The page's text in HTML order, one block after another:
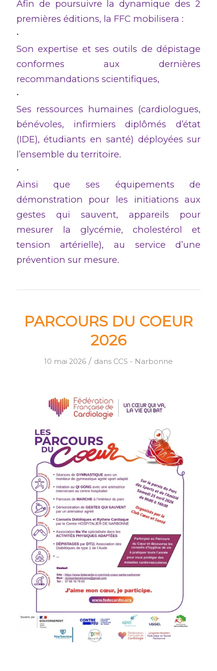
Afin de poursuivre la dynamique des 2
premières éditions, la FFC mobilisera :
•
Son expertise et ses outils de dépistage
conformes aux dernières
recommandations scientifiques,
•
Ses ressources humaines (cardiologues,
bénévoles, infirmiers diplômés d’état
(IDE), étudiants en santé) déployées sur
l’ensemble du territoire.
•
Ainsi que ses équipements de
démonstration pour les initiations aux
gestes qui sauvent, appareils pour
mesurer la glycémie, cholestérol et
tension artérielle), au service d’une
prévention sur mesure.
PARCOURS DU COEUR
2026
10 mai 2026 / dans CCS - Narbonne